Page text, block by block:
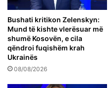
Bushati kritikon Zelenskyn:
Mund të kishte vlerësuar më
shumë Kosovën, e cila
qëndroi fuqishëm krah
Ukrainës
08/08/2026